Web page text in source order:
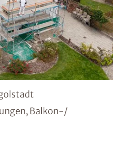
Balkon-/